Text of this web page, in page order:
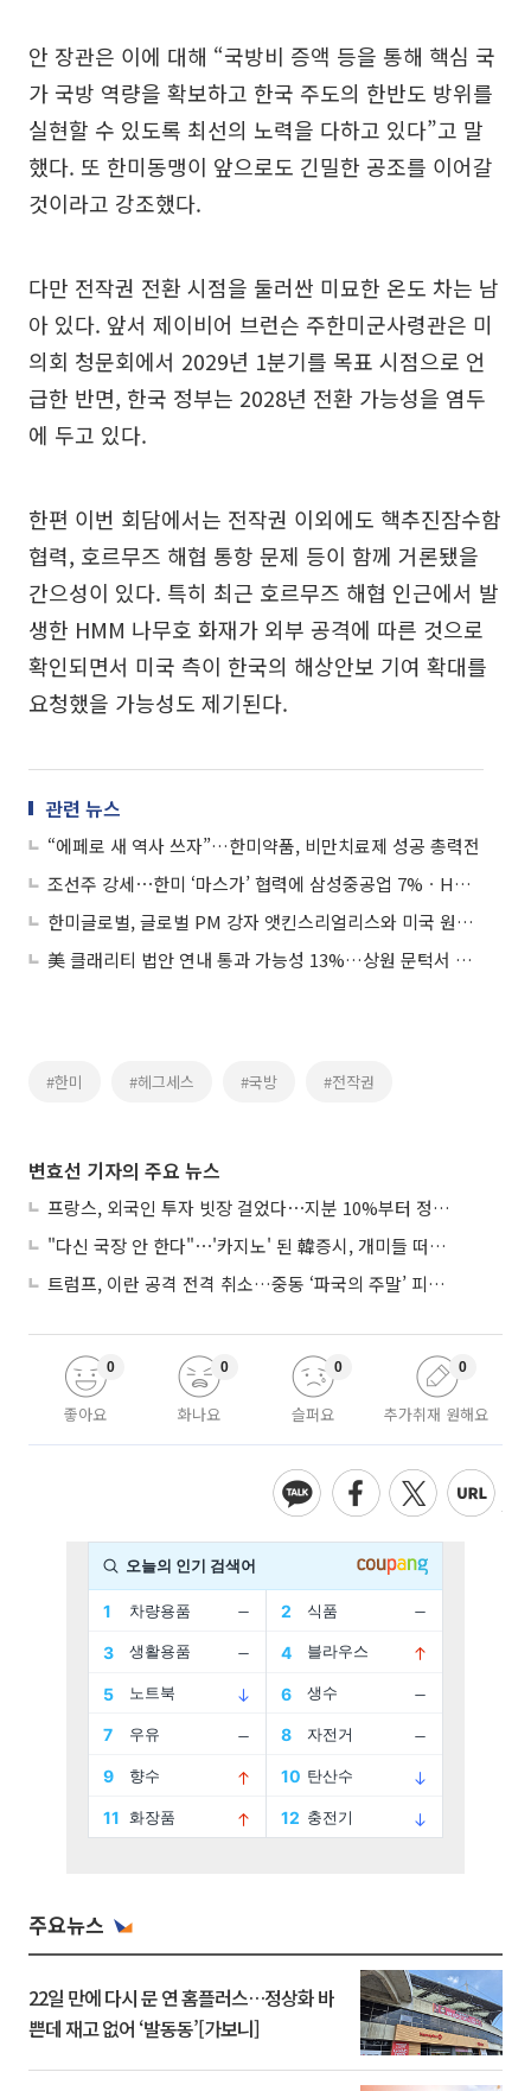
안 장관은 이에 대해 “국방비 증액 등을 통해 핵심 국
가 국방 역량을 확보하고 한국 주도의 한반도 방위를
실현할 수 있도록 최선의 노력을 다하고 있다”고 말
했다. 또 한미동맹이 앞으로도 긴밀한 공조를 이어갈
것이라고 강조했다.
다만 전작권 전환 시점을 둘러싼 미묘한 온도 차는 남
아 있다. 앞서 제이비어 브런슨 주한미군사령관은 미
의회 청문회에서 2029년 1분기를 목표 시점으로 언
급한 반면, 한국 정부는 2028년 전환 가능성을 염두
에 두고 있다.
한편 이번 회담에서는 전작권 이외에도 핵추진잠수함
협력, 호르무즈 해협 통항 문제 등이 함께 거론됐을
간으성이 있다. 특히 최근 호르무즈 해협 인근에서 발
생한 HMM 나무호 화재가 외부 공격에 따른 것으로
확인되면서 미국 측이 한국의 해상안보 기여 확대를
요청했을 가능성도 제기된다.
관련 뉴스
“에페로 새 역사 쓰자”…한미약품, 비만치료제 성공 총력전
조선주 강세⋯한미 ‘마스가’ 협력에 삼성중공업 7%ㆍHD한국조선해양 6%↑
한미글로벌, 글로벌 PM 강자 앳킨스리얼리스와 미국 원전 공략
美 클래리티 법안 연내 통과 가능성 13%…상원 문턱서 제동
#한미 #헤그세스 #국방 #전작권
변효선 기자의 주요 뉴스
프랑스, 외국인 투자 빗장 걸었다⋯지분 10%부터 정부가 승인
"다신 국장 안 한다"⋯'카지노' 된 韓증시, 개미들 떠난다
트럼프, 이란 공격 전격 취소…중동 ‘파국의 주말’ 피했다
좋아요
0
화나요
0
슬퍼요
0
추가취재 원해요
0
주요뉴스
22일 만에 다시 문 연 홈플러스…정상화 바
쁜데 재고 없어 ‘발동동’[가보니]